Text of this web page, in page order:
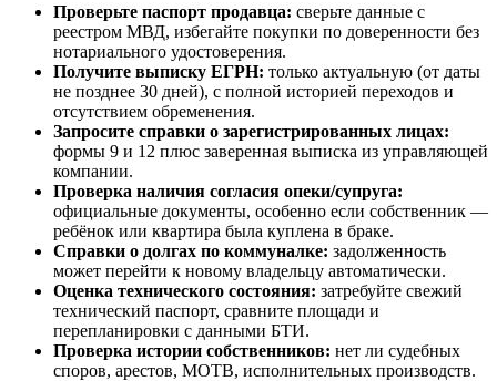
Проверьте паспорт продавца: сверьте данные с
реестром МВД, избегайте покупки по доверенности без
нотариального удостоверения.
Получите выписку ЕГРН: только актуальную (от даты
не позднее 30 дней), с полной историей переходов и
отсутствием обременения.
Запросите справки о зарегистрированных лицах:
формы 9 и 12 плюс заверенная выписка из управляющей
компании.
Проверка наличия согласия опеки/супруга:
официальные документы, особенно если собственник —
ребёнок или квартира была куплена в браке.
Справки о долгах по коммуналке: задолженность
может перейти к новому владельцу автоматически.
Оценка технического состояния: затребуйте свежий
технический паспорт, сравните площади и
перепланировки с данными БТИ.
Проверка истории собственников: нет ли судебных
споров, арестов, МОТВ, исполнительных производств.